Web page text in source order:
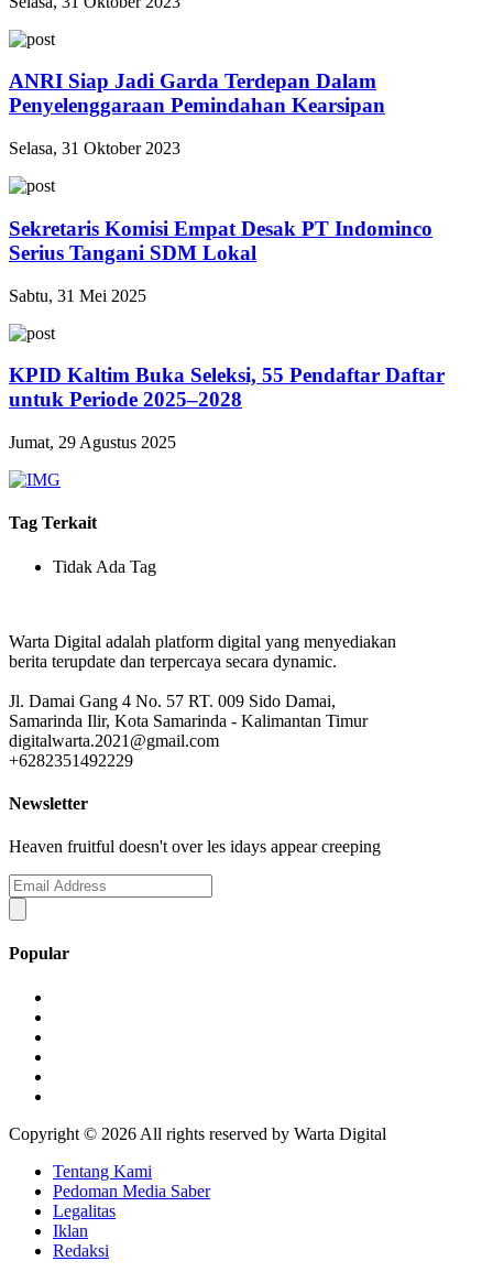
ANRI Siap Jadi Garda Terdepan Dalam
Penyelenggaraan Pemindahan Kearsipan
Selasa, 31 Oktober 2023
Sekretaris Komisi Empat Desak PT Indominco
Serius Tangani SDM Lokal
Sabtu, 31 Mei 2025
KPID Kaltim Buka Seleksi, 55 Pendaftar Daftar
untuk Periode 2025–2028
Jumat, 29 Agustus 2025
Tag Terkait
Tidak Ada Tag
Warta Digital adalah platform digital yang menyediakan
berita terupdate dan terpercaya secara dynamic.
Jl. Damai Gang 4 No. 57 RT. 009 Sido Damai,
Samarinda Ilir, Kota Samarinda - Kalimantan Timur
digitalwarta.2021@gmail.com
+6282351492229
Newsletter
Heaven fruitful doesn't over les idays appear creeping
Popular
Copyright © 2026 All rights reserved by Warta Digital
Tentang Kami
Pedoman Media Saber
Legalitas
Iklan
Redaksi